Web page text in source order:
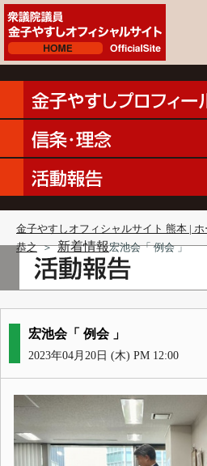
金子やすしオフィシャルサイト 熊本 |
恭之 ＞ 新着情報宏池会「 例会 」
宏池会「 例会 」
2023年04月20日 (木) PM 12:00